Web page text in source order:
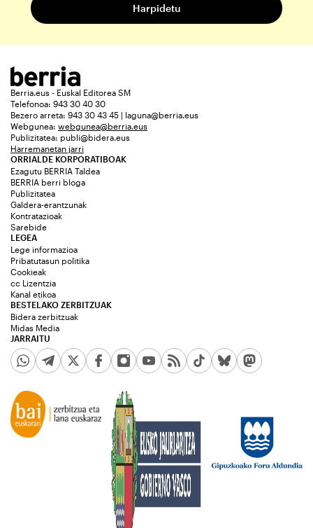
Berria.eus - Euskal Editorea SM
Telefonoa: 943 30 40 30
Bezero arreta: 943 30 43 45 | laguna@berria.eus
Webgunea: webgunea@berria.eus
Publizitatea: publi@bidera.eus
Harremanetan jarri
ORRIALDE KORPORATIBOAK
Ezagutu BERRIA Taldea
BERRIA berri bloga
Publizitatea
Galdera-erantzunak
Kontratazioak
Sarebide
JARRAITU
LEGEA
Lege informazioa
Pribatutasun politika
Cookieak
cc Lizentzia
Kanal etikoa
BESTELAKO ZERBITZUAK
Bidera zerbitzuak
Midas Media